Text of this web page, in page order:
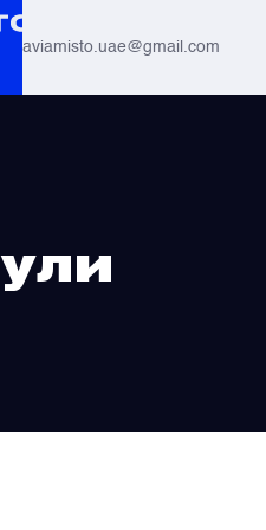
aviamisto.uae@gmail.com